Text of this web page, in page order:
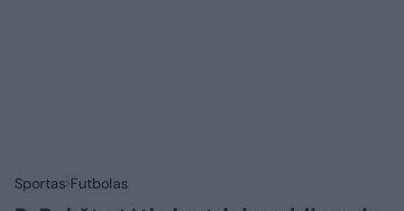
Sportas Futbolas